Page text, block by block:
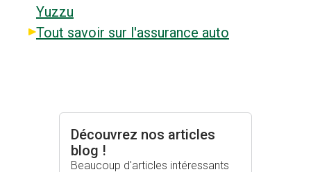
Yuzzu
Tout savoir sur l'assurance auto
Découvrez nos articles
blog !
Beaucoup d'articles intéressants